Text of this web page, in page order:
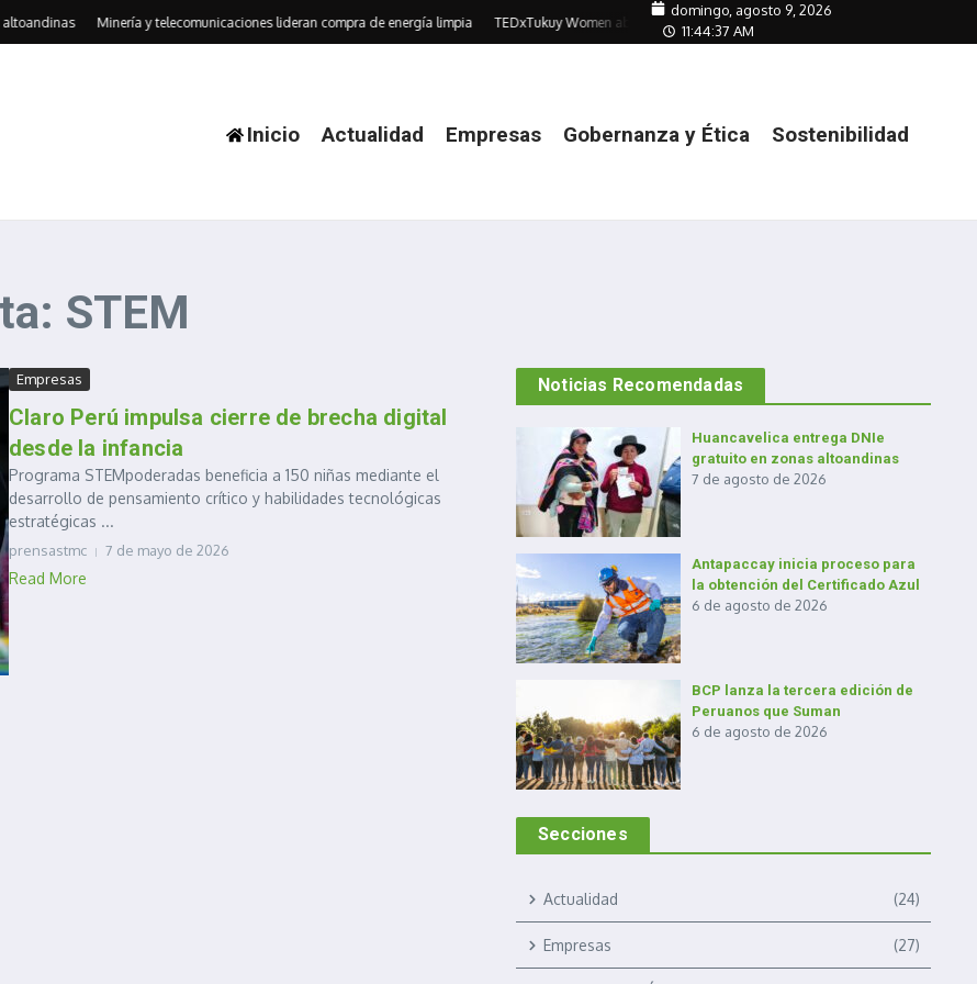
Minería y telecomunicaciones lideran compra de energía limpia TEDxTukuy Women abre espacio de debate sobre equidad e inclusión
domingo, agosto 9, 2026
11:44:37 AM
Inicio Actualidad Empresas Gobernanza y Ética Sostenibilidad
STEM
Empresas
Claro Perú impulsa cierre de brecha digital
desde la infancia
Programa STEMpoderadas beneficia a 150 niñas mediante el
desarrollo de pensamiento crítico y habilidades tecnológicas
estratégicas ...
prensastmc 7 de mayo de 2026
Read More
Noticias Recomendadas
Huancavelica entrega DNIe
gratuito en zonas altoandinas
7 de agosto de 2026
Antapaccay inicia proceso para
la obtención del Certificado Azul
6 de agosto de 2026
BCP lanza la tercera edición de
Peruanos que Suman
6 de agosto de 2026
Secciones
Actualidad (24)
Empresas (27)